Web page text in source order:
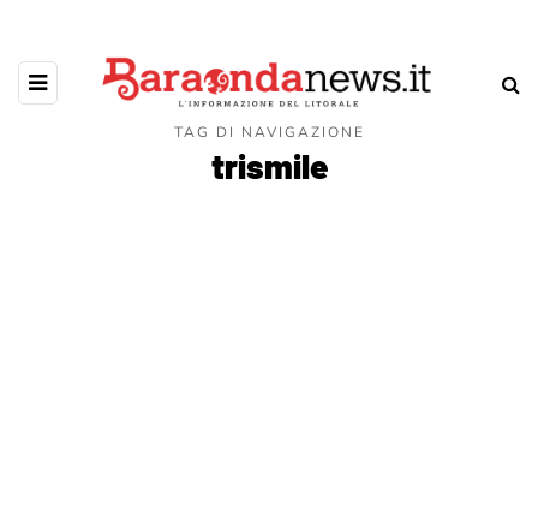
TAG DI NAVIGAZIONE
trismile